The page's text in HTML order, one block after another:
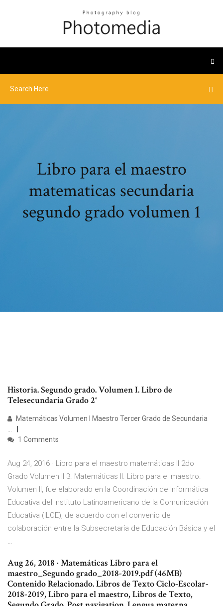
Libro para el maestro
matematicas secundaria
segundo grado volumen 1
Historia. Segundo grado. Volumen I. Libro de
Telesecundaria Grado 2°
Matemáticas Volumen I Maestro Tercer Grado de Secundaria
...
1 Comments
Aug 24, 2016 · Libro para el maestro matemáticas II 2do
Grado Volumen II 3. Matemáticas II. Libro para el maestro.
Volumen II, fue elaborado en la Coordinación de Informática
Educativa del Instituto Latinoamericano de la Comunicación
Educativa (ILCE), de acuerdo con el convenio de
colaboración entre la Subsecretaría de Educación Básica y el
…
Aug 26, 2018 · Matemáticas Libro para el
maestro_Segundo grado_2018-2019.pdf (46MB)
Contenido Relacionado. Libros de Texto Ciclo-Escolar-
2018-2019, Libro para el maestro, Libros de Texto,